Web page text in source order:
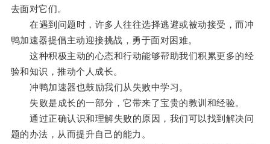
去面对它们。
在遇到问题时，许多人往往选择逃避或被动接受，而冲
鸭加速器提倡主动迎接挑战，勇于面对困难。
这种积极主动的心态和行动能够帮助我们积累更多的经
验和知识，推动个人成长。
冲鸭加速器也鼓励我们从失败中学习。
失败是成长的一部分，它带来了宝贵的教训和经验。
通过正确认识和理解失败的原因，我们可以找到解决问
题的办法，从而提升自己的能力。